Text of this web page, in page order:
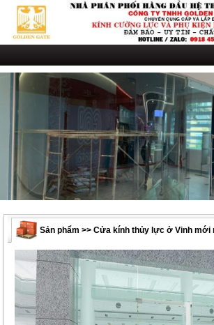
Skip
content
Sản phẩm >> Cửa kính thủy lực ở Vinh mới